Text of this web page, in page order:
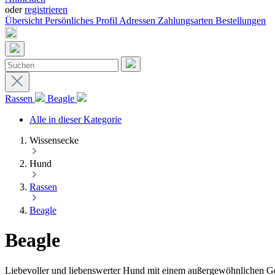
oderregistrieren
Übersicht Persönliches Profil Adressen Zahlungsarten Bestellungen
Rassen
Beagle
Alle in dieser Kategorie
Wissensecke
Hund
Rassen
Beagle
Beagle
Liebevoller und liebenswerter Hund mit einem außergewöhnlichen